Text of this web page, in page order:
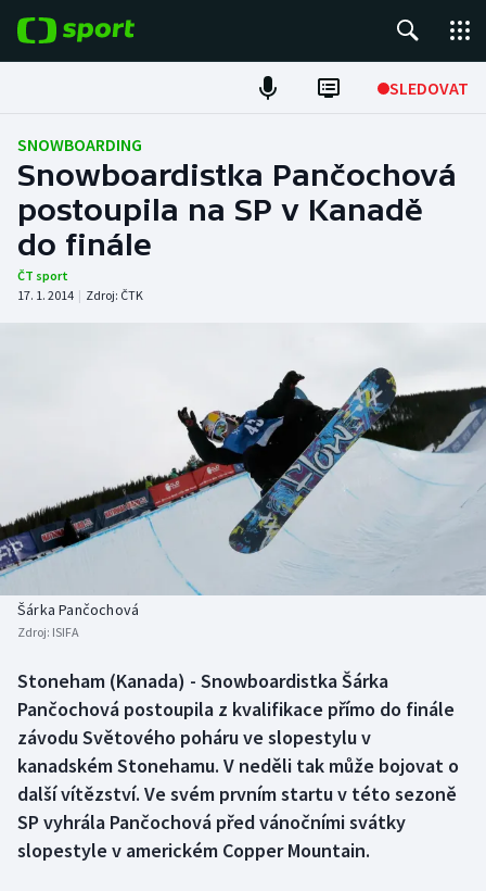
SLEDOVAT
Fotbal
Hokej
Tenis
Atletika
Baseball a softbal
Basketbal
Biatlon
Box
Curling
Dostihy
Florbal
Soutěže
Historické návraty
Aplikace ČT sport
SNOWBOARDING
Snowboardistka Pančochová
postoupila na SP v Kanadě
do finále
ČT sport
17. 1. 2014 | Zdroj: ČTK
Šárka Pančochová
Zdroj: ISIFA
Stoneham (Kanada) - Snowboardistka Šárka
Pančochová postoupila z kvalifikace přímo do finále
závodu Světového poháru ve slopestylu v
kanadském Stonehamu. V neděli tak může bojovat o
další vítězství. Ve svém prvním startu v této sezoně
SP vyhrála Pančochová před vánočními svátky
slopestyle v americkém Copper Mountain.